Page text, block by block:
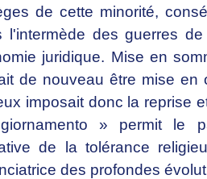
de cette minorité,
l'intermède des guerres
juridique. Mise en
de nouveau être mise
imposait donc la reprise
» permit le
de la tolérance
des profondes